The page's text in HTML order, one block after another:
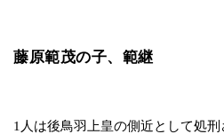
藤原範茂の子、範継
1人は後鳥羽上皇の側近として処